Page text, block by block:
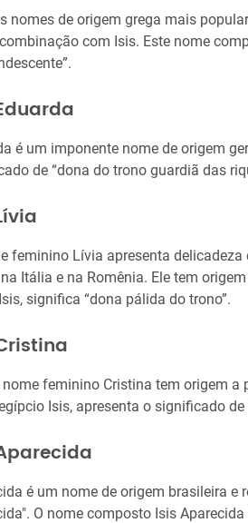
nomes de origem grega mais
com Isis. Este nome
é um imponente nome de origem
de “dona do trono guardiã das
feminino Lívia apresenta
Itália e na Romênia. Ele tem
significa “dona pálida do trono”.
nome feminino Cristina tem origem a
Isis, apresenta o significado
é um nome de origem brasileira e
O nome composto Isis